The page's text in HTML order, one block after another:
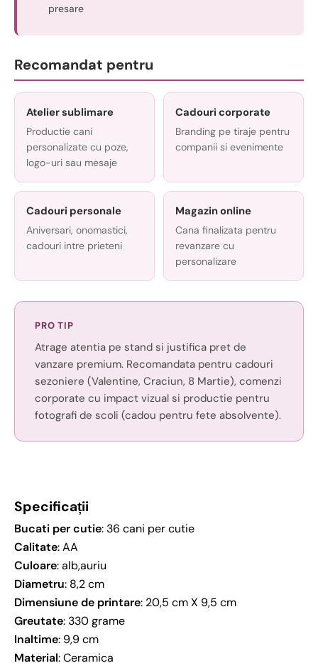
presare
Recomandat pentru
Atelier sublimare
Productie cani
personalizate cu poze,
logo-uri sau mesaje
Cadouri corporate
Branding pe tiraje pentru
companii si evenimente
Cadouri personale
Aniversari, onomastici,
cadouri intre prieteni
Magazin online
Cana finalizata pentru
revanzare cu
personalizare
PRO TIP
Atrage atentia pe stand si justifica pret de
vanzare premium. Recomandata pentru cadouri
sezoniere (Valentine, Craciun, 8 Martie), comenzi
corporate cu impact vizual si productie pentru
fotografi de scoli (cadou pentru fete absolvente).
Specificații
Bucati per cutie: 36 cani per cutie
Calitate: AA
Culoare: alb,auriu
Diametru: 8,2 cm
Dimensiune de printare: 20,5 cm X 9,5 cm
Greutate: 330 grame
Inaltime: 9,9 cm
Material: Ceramica